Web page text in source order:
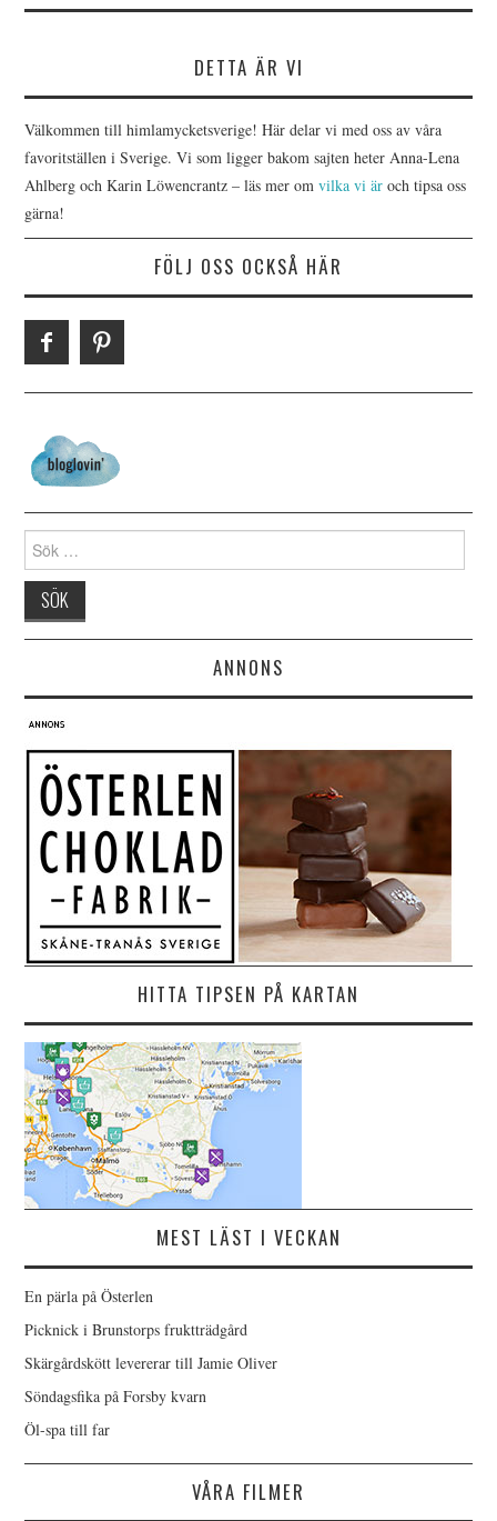
DETTA ÄR VI
Välkommen till himlamycketsverige! Här delar vi med oss av våra
favoritställen i Sverige. Vi som ligger bakom sajten heter Anna-Lena
Ahlberg och Karin Löwencrantz – läs mer omvilka vi är och tipsa oss
gärna!
FÖLJ OSS OCKSÅ HÄR
Search for:
ANNONS
HITTA TIPSEN PÅ KARTAN
MEST LÄST I VECKAN
En pärla på Österlen
Picknick i Brunstorps fruktträdgård
Skärgårdskött levererar till Jamie Oliver
Söndagsfika på Forsby kvarn
Öl-spa till far
VÅRA FILMER